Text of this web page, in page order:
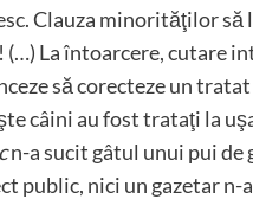
Clauza minorităţilor să
La întoarcere, cutare
să corecteze un
câini au fost trataţi la
n-a sucit gâtul unui pui de
public, nici un gazetar